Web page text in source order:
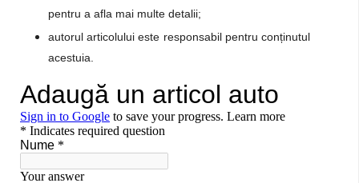
pentru a afla mai multe detalii;
autorul articolului este responsabil pentru conținutul
acestuia.